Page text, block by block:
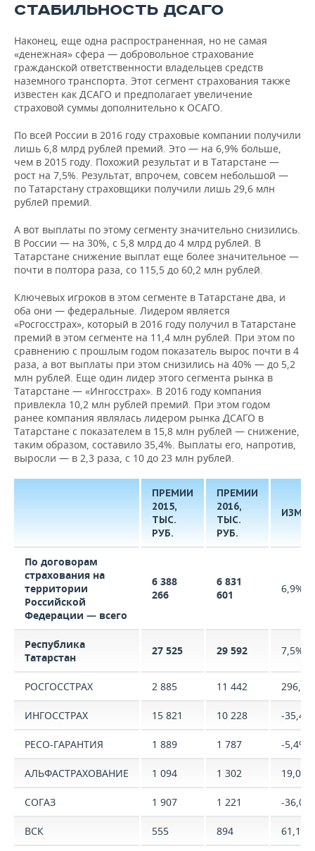
СТАБИЛЬНОСТЬ ДСАГО
Наконец, еще одна распространенная, но не самая
«денежная» сфера — добровольное страхование
гражданской ответственности владельцев средств
наземного транспорта. Этот сегмент страхования также
известен как ДСАГО и предполагает увеличение
страховой суммы дополнительно к ОСАГО.
По всей России в 2016 году страховые компании получили
лишь 6,8 млрд рублей премий. Это — на 6,9% больше,
чем в 2015 году. Похожий результат и в Татарстане —
рост на 7,5%. Результат, впрочем, совсем небольшой —
по Татарстану страховщики получили лишь 29,6 млн
рублей премий.
А вот выплаты по этому сегменту значительно снизились.
В России — на 30%, с 5,8 млрд до 4 млрд рублей. В
Татарстане снижение выплат еще более значительное —
почти в полтора раза, со 115,5 до 60,2 млн рублей.
Ключевых игроков в этом сегменте в Татарстане два, и
оба они — федеральные. Лидером является
«Росгосстрах», который в 2016 году получил в Татарстане
премий в этом сегменте на 11,4 млн рублей. При этом по
сравнению с прошлым годом показатель вырос почти в 4
раза, а вот выплаты при этом снизились на 40% — до 5,2
млн рублей. Еще один лидер этого сегмента рынка в
Татарстане — «Ингосстрах». В 2016 году компания
привлекла 10,2 млн рублей премий. При этом годом
ранее компания являлась лидером рынка ДСАГО в
Татарстане с показателем в 15,8 млн рублей — снижение,
таким образом, составило 35,4%. Выплаты его, напротив,
выросли — в 2,3 раза, с 10 до 23 млн рублей.
ПРЕМИИ
2015,
ТЫС.
РУБ.
ПРЕМИИ
2016,
ТЫС.
РУБ.
По договорам
страхования на
территории
Российской
Федерации — всего
6 388
266
6 831
601
6,9%
Республика
Татарстан
27 525 29 592 7,5%
РОСГОССТРАХ 2 885 11 442 296,6%
ИНГОССТРАХ 15 821 10 228 -35,4%
РЕСО-ГАРАНТИЯ 1 889 1 787 -5,4%
АЛЬФАСТРАХОВАНИЕ 1 094 1 302 19,0%
СОГАЗ 1 907 1 221 -36,0%
ВСК 555 894 61,1%